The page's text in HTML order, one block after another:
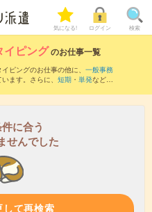
気になる! ログイン 検索
イピングのお仕事一覧
ピングのお仕事の他に、 一般事務
ます。さらに、 短期 ・ 単発などの
に合う
せんでした
て再検索